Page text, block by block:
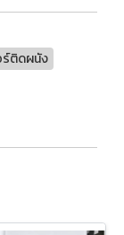
ร์ติดผนัง